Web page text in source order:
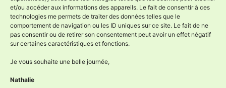
et/ou accéder aux informations des appareils. Le fait de consentir à ces
technologies me permets de traiter des données telles que le
comportement de navigation ou les ID uniques sur ce site. Le fait de ne
pas consentir ou de retirer son consentement peut avoir un effet négatif
sur certaines caractéristiques et fonctions.
Je vous souhaite une belle journée,
Nathalie
L'Âne à Nath
4.9
Basé sur 59 avis
powered byG oogle
évaluez-nous sur